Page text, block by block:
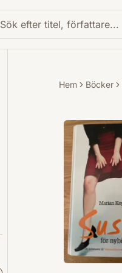
Hem Böcker